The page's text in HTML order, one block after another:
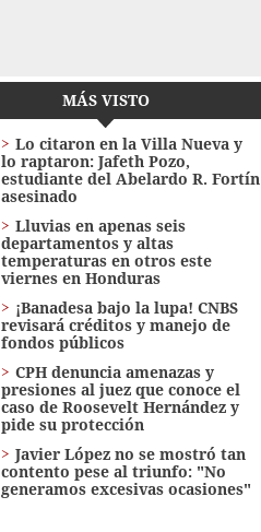
MÁS VISTO
Lo citaron en la Villa Nueva y
lo raptaron: Jafeth Pozo,
estudiante del Abelardo R. Fortín
asesinado
Lluvias en apenas seis
departamentos y altas
temperaturas en otros este
viernes en Honduras
¡Banadesa bajo la lupa! CNBS
revisará créditos y manejo de
fondos públicos
CPH denuncia amenazas y
presiones al juez que conoce el
caso de Roosevelt Hernández y
pide su protección
Javier López no se mostró tan
contento pese al triunfo: "No
generamos excesivas ocasiones"